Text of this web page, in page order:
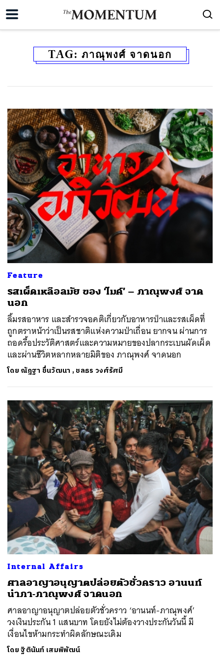
TAG: ภาณุพงศ์ จาดนอก
Feature
รสเผ็ดเหลือลมัย ของ ‘ไมค์’ – ภาณุพงศ์ จาด
นอก
ลิ้มรสอาหาร และสำรวจอคติเกี่ยวกับอาหารป่าและรสเผ็ดที่
ถูกตราหน้าว่าเป็นรสชาติแห่งความป่าเถื่อน ยากจน ผ่านการ
ถอดรื้อประวัติศาสตร์และความหมายของปลากระเบนผัดเผ็ด
และผ่านชีวิตหลากหลายมิติของ ภาณุพงศ์ จาดนอก
โดย ณัฎฐา ชื่นวัฒนา ,ชลธร วงศ์รัศมี
Internal Affairs
ศาลอาญาอนุญาตปล่อยตัวชั่วคราว อานนท์
นำภา-ภาณุพงศ์ จาดนอก
ศาลอาญาอนุญาตปล่อยตัวชั่วคราว ‘อานนท์-ภาณุพงศ์’
วงเงินประกัน 1 แสนบาท โดยยังไม่ต้องวางประกันวันนี้ มี
เงื่อนไขห้ามกระทำผิดลักษณะเดิม
โดยฐิตินันท์ เสมพิพัฒน์
SHARE TWEET LINE EMAIL